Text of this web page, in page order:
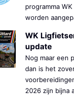
programma
worden
WK
update
Nog maar een
dan is het
2026 zijn bijna